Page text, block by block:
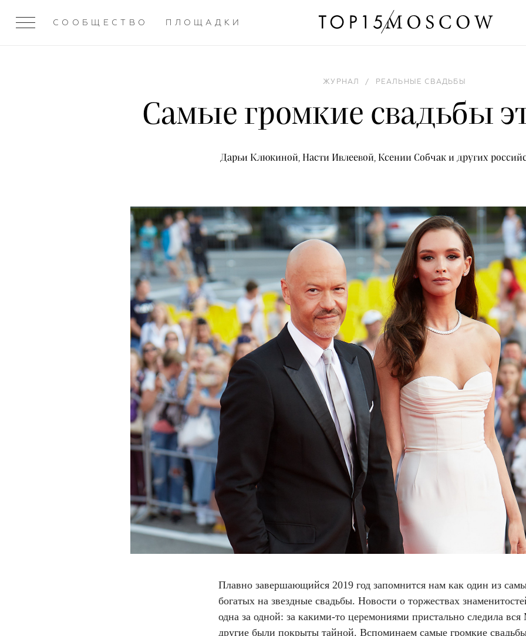
СООБЩЕСТВО ПЛОЩАДКИ
ЖУРНАЛ / РЕАЛЬНЫЕ СВАДЬБЫ
Самые громкие свадьбы
Дарьи Клюкиной, Насти Ивлеевой, Ксении Собчак и других
Плавно завершающийся 2019 год запомнится нам как один из
богатых на звездные свадьбы. Новости о торжествах
одна за одной: за какими-то церемониями пристально следила
другие были покрыты тайной. Вспоминаем самые громкие